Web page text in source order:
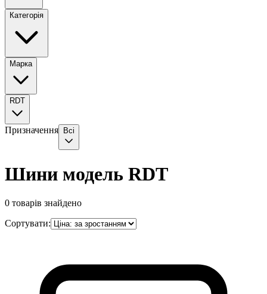
Категорія
Марка
RDT
Призначення Всі
Шини модель RDT
0 товарів знайдено
Сортувати: